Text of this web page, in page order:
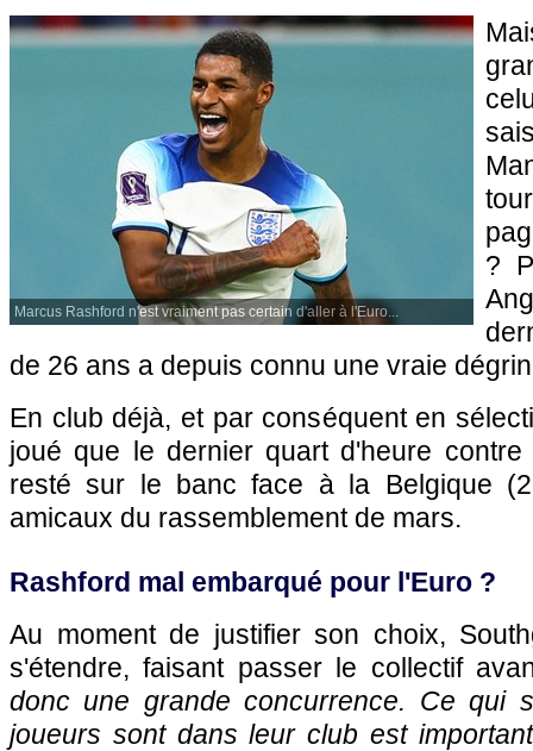
Marcus Rashford n'est vraiment pas certain d'aller à l'Euro...
?
de 26 ans a depuis connu une vraie
En club déjà, et par conséquent en
joué que le dernier quart d'heure
resté sur le banc face à la Belgique
amicaux du rassemblement de mars.
Rashford mal embarqué pour l'Euro ?
Au moment de justifier son choix,
s'étendre, faisant passer le collectif
donc une grande concurrence. Ce qui
joueurs sont dans leur club est